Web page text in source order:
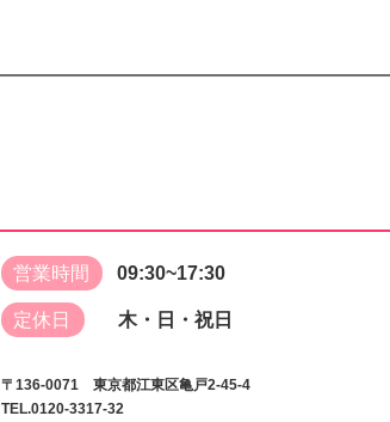
営業時間 09:30~17:30
定休日 木・日・祝日
〒136-0071 東京都江東区亀戸2-45-4
TEL.0120-3317-32